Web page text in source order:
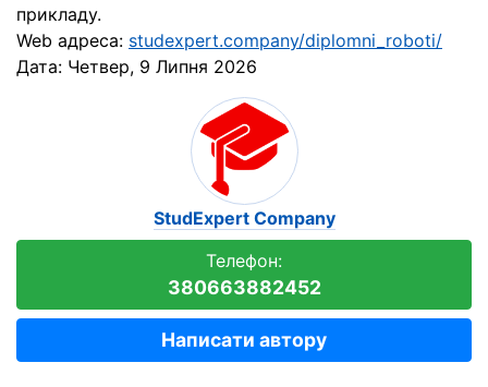
прикладу.
Web адреса: studexpert.company/diplomni_roboti/
Дата: Четвер, 9 Липня 2026
StudExpert Company
Телефон:
380663882452
Написати автору